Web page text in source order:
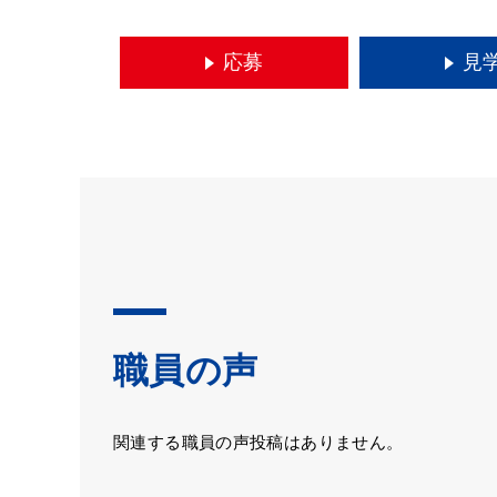
応募 見
職員の声
関連する職員の声投稿はありません。